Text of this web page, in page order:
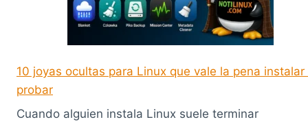
10 joyas ocultas para Linux que vale la pena instalar
probar
Cuando alguien instala Linux suele terminar